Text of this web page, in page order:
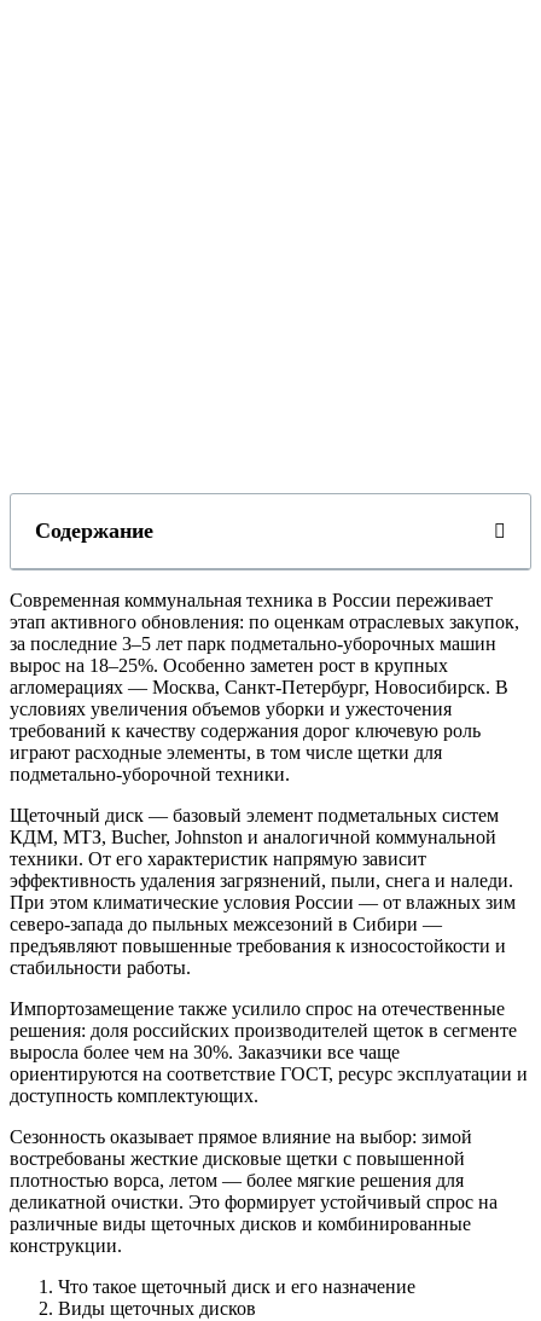
Содержание
Современная коммунальная техника в России переживает
этап активного обновления: по оценкам отраслевых закупок,
за последние 3–5 лет парк подметально-уборочных машин
вырос на 18–25%. Особенно заметен рост в крупных
агломерациях — Москва, Санкт-Петербург, Новосибирск. В
условиях увеличения объемов уборки и ужесточения
требований к качеству содержания дорог ключевую роль
играют расходные элементы, в том числе щетки для
подметально-уборочной техники.
Щеточный диск — базовый элемент подметальных систем
КДМ, МТЗ, Bucher, Johnston и аналогичной коммунальной
техники. От его характеристик напрямую зависит
эффективность удаления загрязнений, пыли, снега и наледи.
При этом климатические условия России — от влажных зим
северо-запада до пыльных межсезоний в Сибири —
предъявляют повышенные требования к износостойкости и
стабильности работы.
Импортозамещение также усилило спрос на отечественные
решения: доля российских производителей щеток в сегменте
выросла более чем на 30%. Заказчики все чаще
ориентируются на соответствие ГОСТ, ресурс эксплуатации и
доступность комплектующих.
Сезонность оказывает прямое влияние на выбор: зимой
востребованы жесткие дисковые щетки с повышенной
плотностью ворса, летом — более мягкие решения для
деликатной очистки. Это формирует устойчивый спрос на
различные виды щеточных дисков и комбинированные
конструкции.
Что такое щеточный диск и его назначение
Виды щеточных дисков